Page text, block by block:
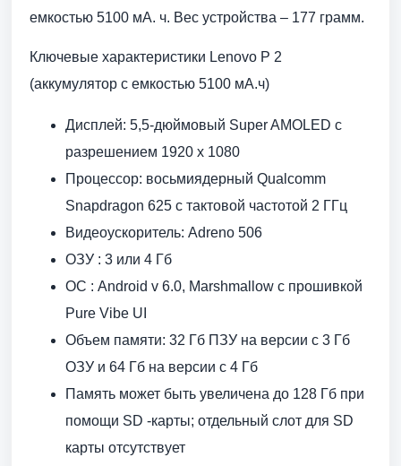
емкостью 5100 мА. ч. Вес устройства – 177 грамм.
Ключевые характеристики Lenovo P 2
(аккумулятор с емкостью 5100 мА.ч)
Дисплей: 5,5-дюймовый Super AMOLED с
разрешением 1920 x 1080
Процессор: восьмиядерный Qualcomm
Snapdragon 625 с тактовой частотой 2 ГГц
Видеоускоритель: Adreno 506
ОЗУ : 3 или 4 Гб
ОС : Android v 6.0, Marshmallow c прошивкой
Pure Vibe UI
Объем памяти: 32 Гб ПЗУ на версии с 3 Гб
ОЗУ и 64 Гб на версии с 4 Гб
Память может быть увеличена до 128 Гб при
помощи SD -карты; отдельный слот для SD
карты отсутствует